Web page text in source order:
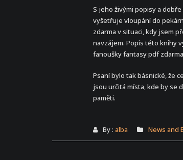
S jeho živými popisy a
vyšetřuje vloupání do
zdarma v situaci, kdy jsem
navzájem. Popis této knihy
fanoušky fantasy pdf
Psaní bylo tak básnické, že
jsou určitá místa, kde by se
paměti.
By : alba News and